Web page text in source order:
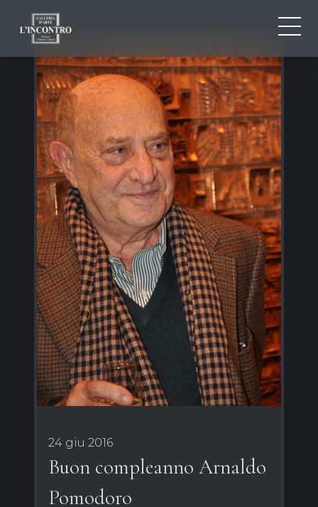
IT
EN
FR
CHI SIAMO
NEWS ED EVENTI
ARTISTI E OPERE
MOSTRE
CONTATTI
24 giu 2016
Buon compleanno Arnaldo
Pomodoro